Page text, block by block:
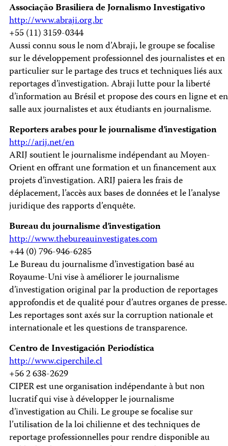
Associação Brasiliera de Jornalismo Investigativo
http://www.abraji.org.br
+55 (11) 3159-0344
Aussi connu sous le nom d’Abraji, le groupe se focalise
sur le développement professionnel des journalistes et en
particulier sur le partage des trucs et techniques liés aux
reportages d’investigation. Abraji lutte pour la liberté
d’information au Brésil et propose des cours en ligne et en
salle aux journalistes et aux étudiants en journalisme.
Reporters arabes pour le journalisme d’investigation
http://arij.net/en
ARIJ soutient le journalisme indépendant au Moyen-
Orient en offrant une formation et un financement aux
projets d’investigation. ARIJ paiera les frais de
déplacement, l’accès aux bases de données et le l’analyse
juridique des rapports d’enquête.
Bureau du journalisme d’investigation
http://www.thebureauinvestigates.com
+44 (0) 796-946-6285
Le Bureau du journalisme d’investigation basé au
Royaume-Uni vise à améliorer le journalisme
d’investigation original par la production de reportages
approfondis et de qualité pour d’autres organes de presse.
Les reportages sont axés sur la corruption nationale et
internationale et les questions de transparence.
Centro de Investigación Periodística
http://www.ciperchile.cl
+56 2 638-2629
CIPER est une organisation indépendante à but non
lucratif qui vise à développer le journalisme
d’investigation au Chili. Le groupe se focalise sur
l’utilisation de la loi chilienne et des techniques de
reportage professionnelles pour rendre disponible au